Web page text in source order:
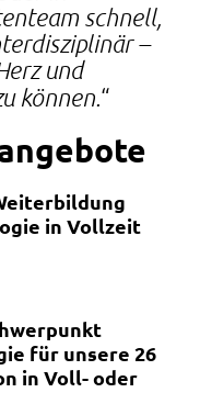
schnell,
–
und
können.
in Vollzeit
für unsere 26
in Voll- oder